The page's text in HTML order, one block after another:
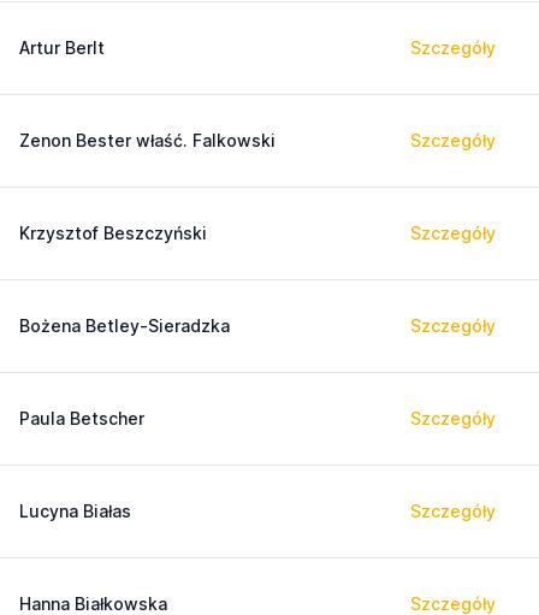
Artur Berlt Szczegóły
Zenon Bester właść. Falkowski Szczegóły
Krzysztof Beszczyński Szczegóły
Bożena Betley-Sieradzka Szczegóły
Paula Betscher Szczegóły
Lucyna Białas Szczegóły
Hanna Białkowska Szczegóły